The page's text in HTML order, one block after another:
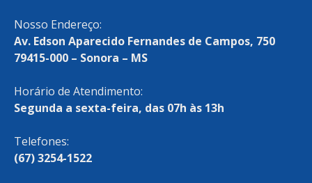
Nosso Endereço:
Av. Edson Aparecido Fernandes de Campos, 750
79415-000 – Sonora – MS
Horário de Atendimento:
Segunda a sexta-feira, das 07h às 13h
Telefones:
(67) 3254-1522